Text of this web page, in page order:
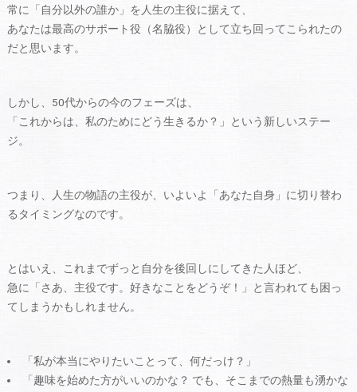
常に「自分以外の誰か」を人生の主役に据えて、
あなたは最高のサポート役（名脇役）として立ち回ってこられたの
だと思います。
しかし、50代からの今のフェーズは、
「これからは、私のためにどう生きるか？」という新しいステー
ジ。
つまり、人生の物語の主役が、いよいよ「あなた自身」に切り替わ
るタイミングなのです。
とはいえ、これまでずっと自分を後回しにしてきた人ほど、
急に「さあ、主役です。好きなことをどうぞ！」と言われても困っ
てしまうかもしれません。
「私が本当にやりたいことって、何だっけ？」
「趣味を始めた方がいいのかな？ でも、そこまでの熱量も湧かな